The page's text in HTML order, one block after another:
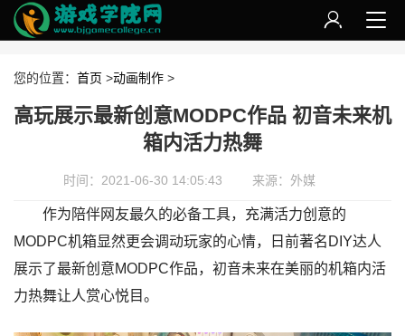
您的位置： 首页 >动画制作 >
高玩展示最新创意MODPC作品 初音未来机
箱内活力热舞
时间：2021-06-30 14:05:43 来源：外媒
作为陪伴网友最久的必备工具，充满活力创意的
MODPC机箱显然更会调动玩家的心情，日前著名DIY达人
展示了最新创意MODPC作品，初音未来在美丽的机箱内活
力热舞让人赏心悦目。